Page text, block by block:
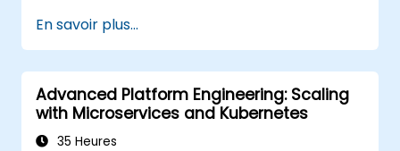
Configurer et optimiser les pipelines
CI/CD pour des déploiements
automatisés.
Appliquer les bonnes pratiques en
matière de sécurité, de monitoring et
d'observabilité.
En savoir plus...
Advanced Platform Engineering: Scaling
with Microservices and Kubernetes
35 Heures